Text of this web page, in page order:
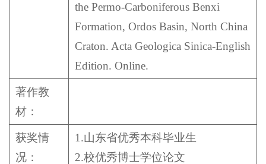
the Permo‐Carboniferous Benxi
Formation, Ordos Basin, North China
Craton. Acta Geologica Sinica‐English
Edition. Online.
著作教
材：
获奖情
况：
1.山东省优秀本科毕业生
2.校优秀博士学位论文